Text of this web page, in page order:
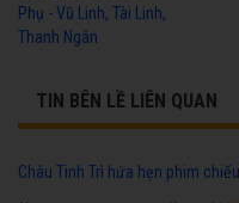
Phụ - Vũ Linh, Tài Linh,
Thanh Ngân
TIN BÊN LỀ LIÊN QUAN
Châu Tinh Trì hứa hẹn phim